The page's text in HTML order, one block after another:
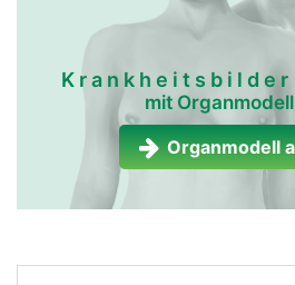
mit
Organmodell